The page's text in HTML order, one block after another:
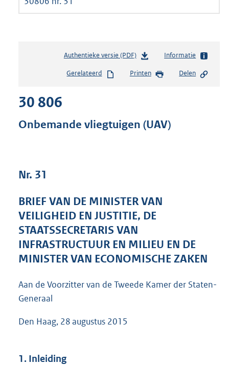
Authentieke versie (PDF)b
s
s
e
:
8
K
b
Informatie
Gerelateerd Printen Delen
30 806
Onbemande vliegtuigen (UAV)
Nr. 31
BRIEF VAN DE MINISTER VAN
VEILIGHEID EN JUSTITIE, DE
STAATSSECRETARIS VAN
INFRASTRUCTUUR EN MILIEU EN DE
MINISTER VAN ECONOMISCHE ZAKEN
Aan de Voorzitter van de Tweede Kamer der Staten-
Generaal
Den Haag, 28 augustus 2015
1. Inleiding